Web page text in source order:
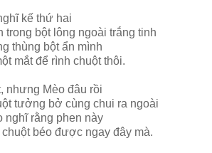
kế thứ hai
trong bột lông ngoài trắng tinh
thùng bột ẩn mình
mắt để rình chuột thôi.
nhưng Mèo đâu rồi
tưởng bở cùng chui ra ngoài
nghĩ rằng phen này
chuột béo được ngay đây mà.